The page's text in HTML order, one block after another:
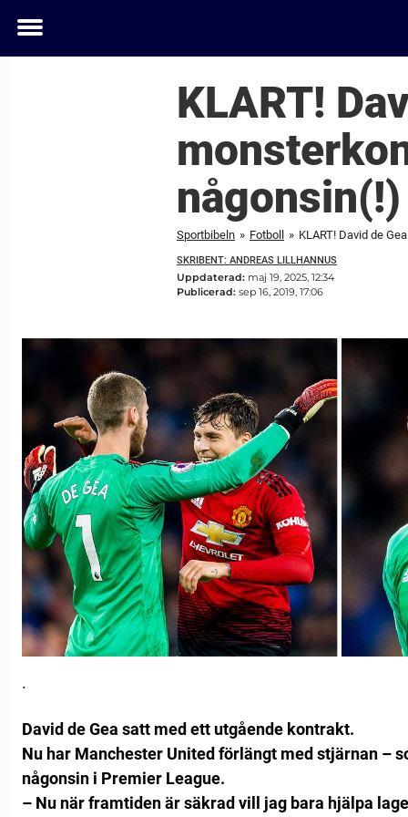
Toggle
KLART!
Sportbibeln » Fotboll » KLART! David de
SKRIBENT: ANDREAS LILLHANNUS
Uppdaterad: maj 19, 2025, 12:34
Publicerad: sep 16, 2019, 17:06
.
David de Gea satt med ett utgående kontrakt.
Nu har Manchester United förlängt med stjärnan –
någonsin i Premier League.
– Nu när framtiden är säkrad vill jag bara hjälpa